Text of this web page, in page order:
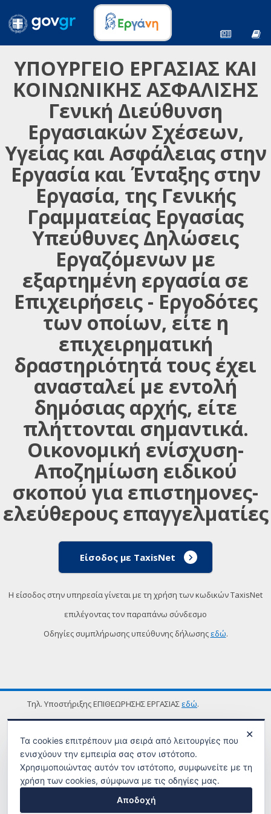
ΥΠΟΥΡΓΕΙΟ ΕΡΓΑΣΙΑΣ ΚΑΙ
ΚΟΙΝΩΝΙΚΗΣ ΑΣΦΑΛΙΣΗΣ
Γενική Διεύθυνση
Εργασιακών Σχέσεων,
Υγείας και Ασφάλειας στην
Εργασία και Ένταξης στην
Εργασία, της Γενικής
Γραμματείας Εργασίας
Υπεύθυνες Δηλώσεις
Εργαζόμενων με
εξαρτημένη εργασία σε
Επιχειρήσεις - Εργοδότες
των οποίων, είτε η
επιχειρηματική
δραστηριότητά τους έχει
ανασταλεί με εντολή
δημόσιας αρχής, είτε
πλήττονται σημαντικά.
Οικονομική ενίσχυση-
Αποζημίωση ειδικού
σκοπού για επιστημονες-
ελεύθερους επαγγελματίες
Είσοδος με TaxisNet
Η είσοδος στην υπηρεσία γίνεται με τη χρήση των κωδικών TaxisNet
επιλέγοντας τον παραπάνω σύνδεσμο
Οδηγίες συμπλήρωσης υπεύθυνης δήλωσης εδώ.
Τηλ. Υποστήριξης ΕΠΙΘΕΩΡΗΣΗΣ ΕΡΓΑΣΙΑΣ εδώ.
ΟΡΟΙ ΧΡΗΣΗΣ
✕
Τα cookies επιτρέπουν μια σειρά από λειτουργίες που
ενισχύουν την εμπειρία σας στον ιστότοπο.
Χρησιμοποιώντας αυτόν τον ιστότοπο, συμφωνείτε με τη
χρήση των cookies, σύμφωνα με τις οδηγίες μας.
Αποδοχή